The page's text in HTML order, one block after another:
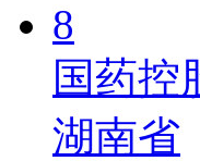
8
国药控
湖南省